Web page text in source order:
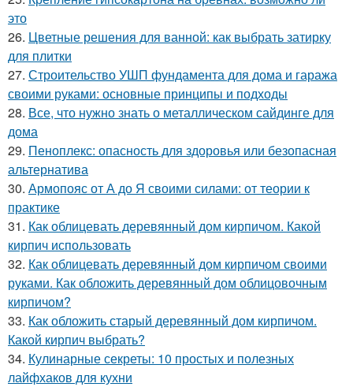
это
26. Цветные решения для ванной: как выбрать затирку
для плитки
27. Строительство УШП фундамента для дома и гаража
своими руками: основные принципы и подходы
28. Все, что нужно знать о металлическом сайдинге для
дома
29. Пеноплекс: опасность для здоровья или безопасная
альтернатива
30. Армопояс от А до Я своими силами: от теории к
практике
31. Как облицевать деревянный дом кирпичом. Какой
кирпич использовать
32. Как облицевать деревянный дом кирпичом своими
руками. Как обложить деревянный дом облицовочным
кирпичом?
33. Как обложить старый деревянный дом кирпичом.
Какой кирпич выбрать?
34. Кулинарные секреты: 10 простых и полезных
лайфхаков для кухни